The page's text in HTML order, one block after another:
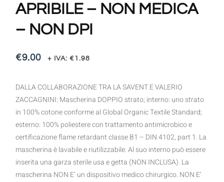
APRIBILE – NON MEDICA
– NON DPI
€9.00 + IVA: € 1.98
DALLA COLLABORAZIONE TRA LA SAVENT E VALERIO
ZACCAGNINI: Mascherina DOPPIO strato; interno: uno strato
in 100% cotone conforme al Global Organic Textile Standard;
esterno: 100% poliestere con trattamento antimicrobico e
certificazione flame retardant classe B1 – DIN 4102, part 1. La
mascherina è lavabile e riutilizzabile. Al suo interno può essere
inserita una garza sterile usa e getta (NON INCLUSA). La
mascherina NON E’ un dispositivo medico chirurgico. NON E’